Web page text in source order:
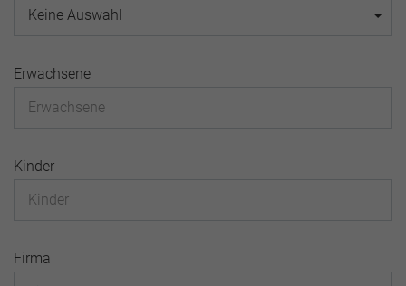
Keine Auswahl
Erwachsene
Kinder
Firma